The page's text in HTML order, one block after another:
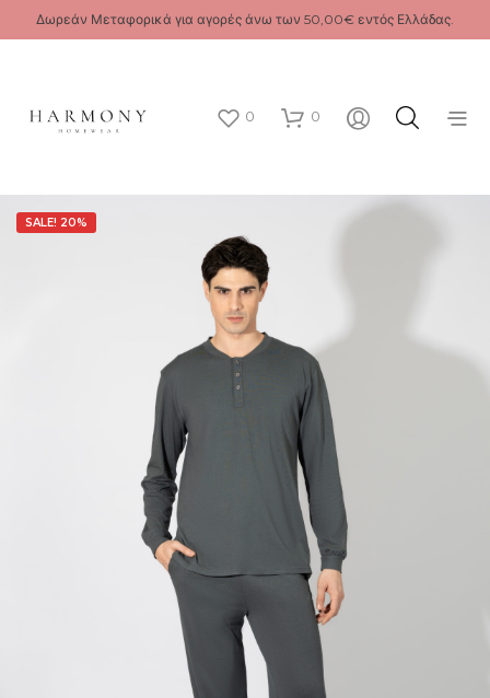
Δωρεάν Μεταφορικά για αγορές άνω των 50,00€ εντός Ελλάδας.
0 0
SALE! 20%